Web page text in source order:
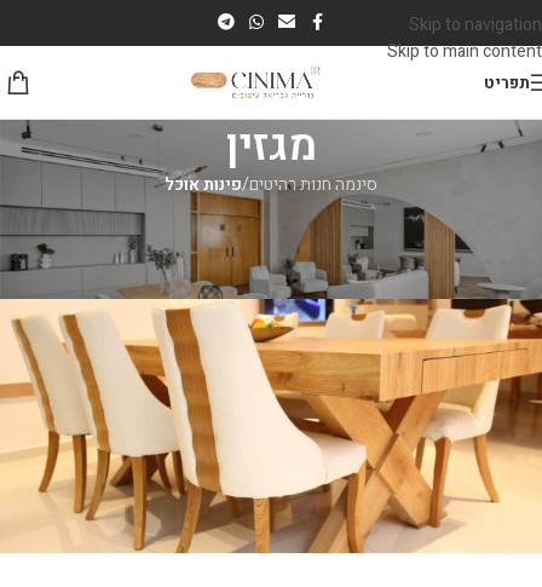
Skip to navigation
Skip to main content
תפריט
מגזין
סינמה חנות רהיטים/פינות אוכל
פינות אוכל
פינות אוכל מעוצבות
סינמה רהיטיםOn יוני 5, 2026